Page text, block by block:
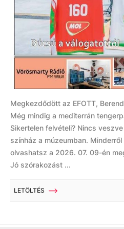
Megkezdődött az EFOTT,
Még mindig a mediterrán
Sikertelen felvételi? Nincs
színház a múzeumban.
olvashatsz a 2026. 07. 09-én
Jó szórakozást ...
LETÖLTÉS